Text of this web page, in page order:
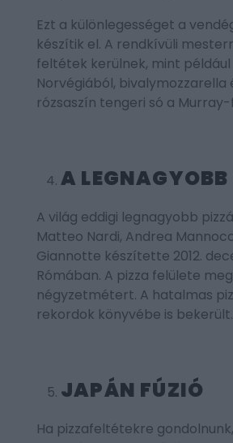
Ezt a különlegességet a
készítik el. A rendkívüli
feltétek kerülnek, mint
Norvégiából, bivalymozzarella
rózsaszín tengeri só a
A LEGNAGYOBB
A világ eddigi legnagyobb
Matteo Nardi, Andrea
Giannotte készítette 2012.
Rómában. A pizza felülete
négyzetmétert. A hatalmas
rekordok könyvébe is bekerült.
JAPÁN FÚZIÓ
Ha pizzafeltétekre